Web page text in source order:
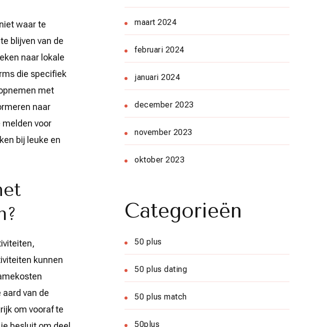
waar te
blijven van de
naar lokale
die specifiek
met
naar
voor
bij leuke en
kunnen
van de
om vooraf te
maart 2024
februari 2024
januari 2024
december 2023
november 2023
oktober 2023
Categorieën
50 plus
50 plus dating
50 plus match
50plus